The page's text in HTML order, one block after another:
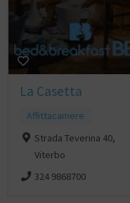
La Casetta
Affittacamere
Strada Teverina 40,
Viterbo
324 9868700